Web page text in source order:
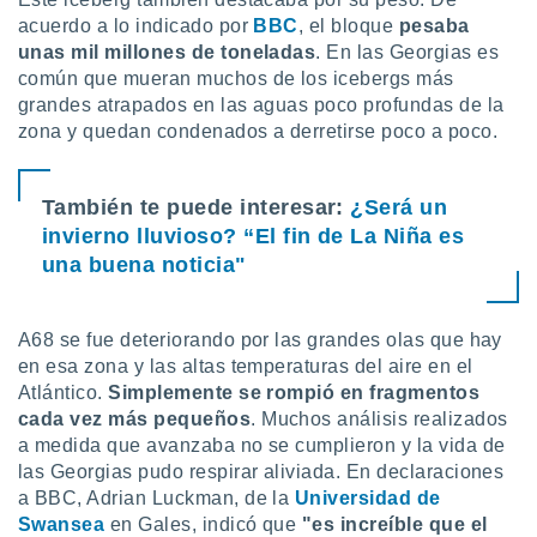
u
datos
momento
en
en
de
un
o acceder
datos
perfiles
acuerdo a lo indicado por BBC, el bloque pesaba
unas mil millones de toneladas. En las Georgias es
común que mueran muchos de los icebergs más
grandes atrapados en las aguas poco profundas de la
zona y quedan condenados a derretirse poco a poco.
También te puede interesar: ¿Será un
invierno lluvioso? “El fin de La Niña es
una buena noticia"
A68 se fue deteriorando por las grandes olas que hay
en esa zona y las altas temperaturas del aire en el
Atlántico.Simplemente se rompió en fragmentos
cada vez más pequeños. Muchos análisis realizados
a medida que avanzaba no se cumplieron y la vida de
las Georgias pudo respirar aliviada. En declaraciones
a BBC, Adrian Luckman, de la Universidad de
Swansea en Gales, indicó que "es increíble que el